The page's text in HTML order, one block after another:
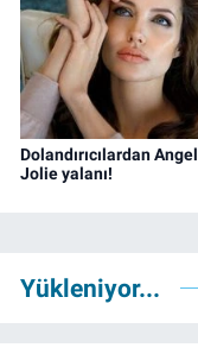
Dolandırıcılardan
Jolie yalanı!
Yükleniyor...